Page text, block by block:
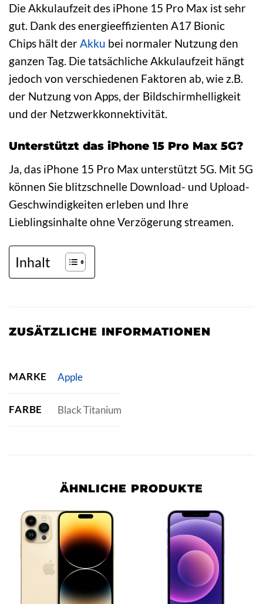
Die Akkulaufzeit des iPhone 15 Pro Max ist sehr
gut. Dank des energieeffizienten A17 Bionic
Chips hält der Akku bei normaler Nutzung den
ganzen Tag. Die tatsächliche Akkulaufzeit hängt
jedoch von verschiedenen Faktoren ab, wie z.B.
der Nutzung von Apps, der Bildschirmhelligkeit
und der Netzwerkkonnektivität.
Unterstützt das iPhone 15 Pro Max 5G?
Ja, das iPhone 15 Pro Max unterstützt 5G. Mit 5G
können Sie blitzschnelle Download- und Upload-
Geschwindigkeiten erleben und Ihre
Lieblingsinhalte ohne Verzögerung streamen.
Inhalt
ZUSÄTZLICHE INFORMATIONEN
MARKE Apple
FARBE Black Titanium
ÄHNLICHE PRODUKTE